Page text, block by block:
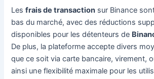
Lesfrais de transaction sur Binance
bas du marché, avec des réductions
disponibles pour les détenteurs de
De plus, la plateforme accepte divers
que ce soit via carte bancaire, virement,
ainsi une flexibilité maximale pour les